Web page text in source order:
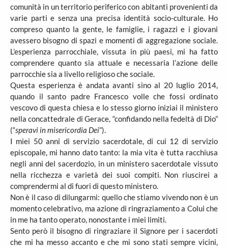
comunità in un territorio periferico con abitanti provenienti da
varie parti e senza una precisa identità socio-culturale. Ho
compreso quanto la gente, le famiglie, i ragazzi e i giovani
avessero bisogno di spazi e momenti di aggregazione sociale.
L’esperienza parrocchiale, vissuta in più paesi, mi ha fatto
comprendere quanto sia attuale e necessaria l’azione delle
parrocchie sia a livello religioso che sociale.
Questa esperienza è andata avanti sino al 20 luglio 2014,
quando il santo padre Francesco volle che fossi ordinato
vescovo di questa chiesa e lo stesso giorno iniziai il ministero
nella concattedrale di Gerace, “confidando nella fedeltà di Dio”
(“speravi in misericordia Dei”).
I miei 50 anni di servizio sacerdotale, di cui 12 di servizio
episcopale, mi hanno dato tanto: la mia vita è tutta racchiusa
negli anni del sacerdozio, in un ministero sacerdotale vissuto
nella ricchezza e varietà dei suoi compiti. Non riuscirei a
comprendermi al di fuori di questo ministero.
Non è il caso di dilungarmi: quello che stiamo vivendo non è un
momento celebrativo, ma azione di ringraziamento a Colui che
in me ha tanto operato, nonostante i miei limiti.
Sento però il bisogno di ringraziare il Signore per i sacerdoti
che mi ha messo accanto e che mi sono stati sempre vicini,